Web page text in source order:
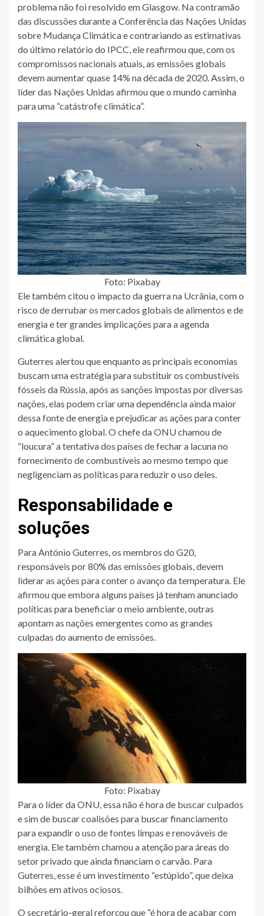
problema não foi resolvido em Glasgow. Na contramão
das discussões durante a Conferência das Nações Unidas
sobre Mudança Climática e contrariando as estimativas
do último relatório do IPCC, ele reafirmou que, com os
compromissos nacionais atuais, as emissões globais
devem aumentar quase 14% na década de 2020. Assim, o
líder das Nações Unidas afirmou que o mundo caminha
para uma “catástrofe climática”.
Foto: Pixabay
Ele também citou o impacto da guerra na Ucrânia, com o
risco de derrubar os mercados globais de alimentos e de
energia e ter grandes implicações para a agenda
climática global.
Guterres alertou que enquanto as principais economias
buscam uma estratégia para substituir os combustíveis
fósseis da Rússia, após as sanções impostas por diversas
nações, elas podem criar uma dependência ainda maior
dessa fonte de energia e prejudicar as ações para conter
o aquecimento global. O chefe da ONU chamou de
“loucura” a tentativa dos países de fechar a lacuna no
fornecimento de combustíveis ao mesmo tempo que
negligenciam as políticas para reduzir o uso deles.
Responsabilidade e
soluções
Para António Guterres, os membros do G20,
responsáveis por 80% das emissões globais, devem
liderar as ações para conter o avanço da temperatura. Ele
afirmou que embora alguns países já tenham anunciado
políticas para beneficiar o meio ambiente, outras
apontam as nações emergentes como as grandes
culpadas do aumento de emissões.
Foto: Pixabay
Para o líder da ONU, essa não é hora de buscar culpados
e sim de buscar coalisões para buscar financiamento
para expandir o uso de fontes limpas e renováveis de
energia. Ele também chamou a atenção para áreas do
setor privado que ainda financiam o carvão. Para
Guterres, esse é um investimento “estúpido”, que deixa
bilhões em ativos ociosos.
O secretário-geral reforçou que “é hora de acabar com